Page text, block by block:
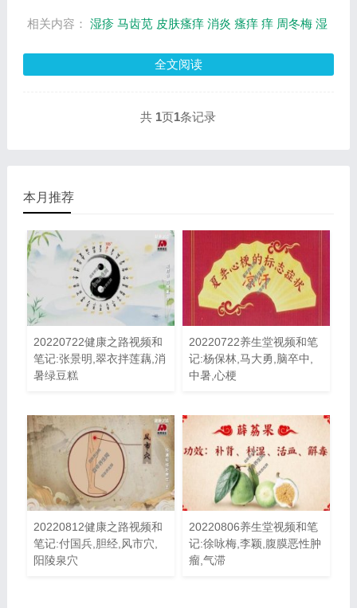
相关内容： 湿疹 马齿苋 皮肤瘙痒 消炎 瘙痒 痒 周冬梅 湿
全文阅读
共 1页1条记录
本月推荐
20220722健康之路视频和
笔记:张景明,翠衣拌莲藕,消
暑绿豆糕
20220722养生堂视频和笔
记:杨保林,马大勇,脑卒中,
中暑,心梗
20220812健康之路视频和
笔记:付国兵,胆经,风市穴,
阳陵泉穴
20220806养生堂视频和笔
记:徐咏梅,李颖,腹膜恶性肿
瘤,气滞